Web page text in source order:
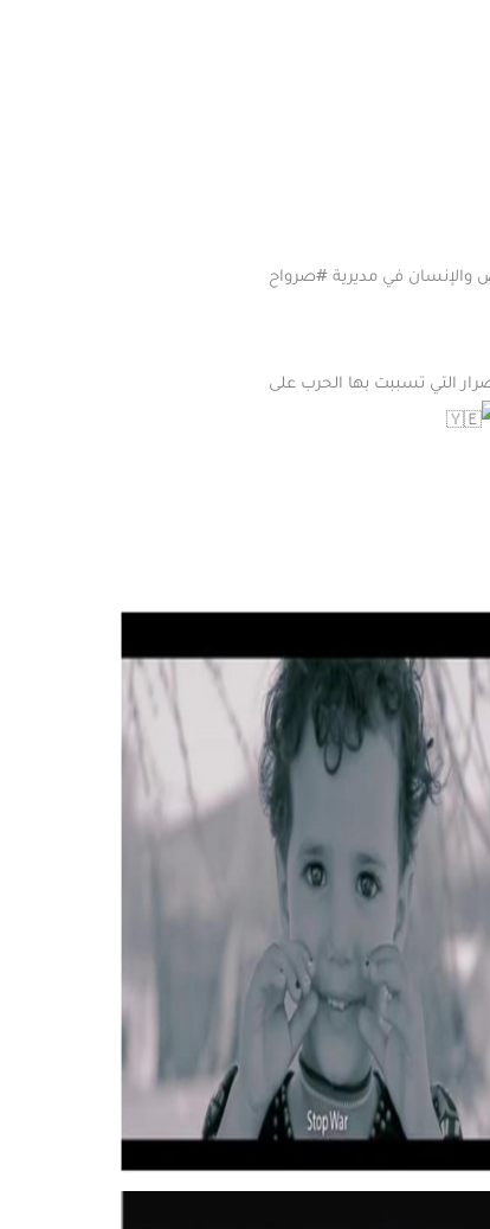
والإنسان في مديرية#صرواح
التي تسببت بها الحرب على